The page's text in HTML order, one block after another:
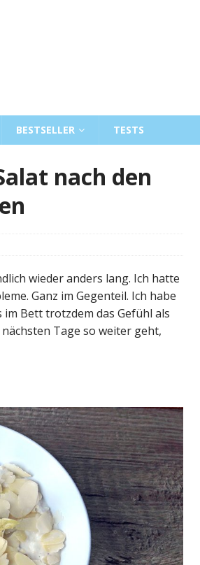
BESTSELLER TESTS
nach den
wieder anders lang. Ich hatte
Ganz im Gegenteil. Ich habe
Bett trotzdem das Gefühl als
Tage so weiter geht,